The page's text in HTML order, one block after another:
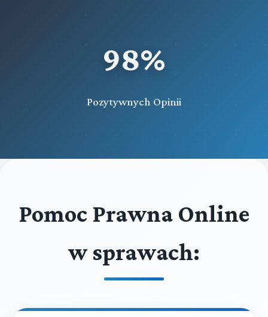
98%
Pozytywnych Opinii
Pomoc Prawna Online
w sprawach: